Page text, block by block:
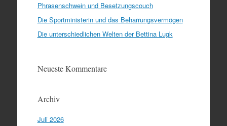
Phrasenschwein und Besetzungscouch
Die Sportministerin und das Beharrungsvermögen
Die unterschiedlichen Welten der Bettina Lugk
Neueste Kommentare
Archiv
Juli 2026